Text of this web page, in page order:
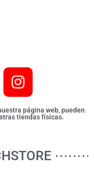
página web, pueden
tiendas físicas.